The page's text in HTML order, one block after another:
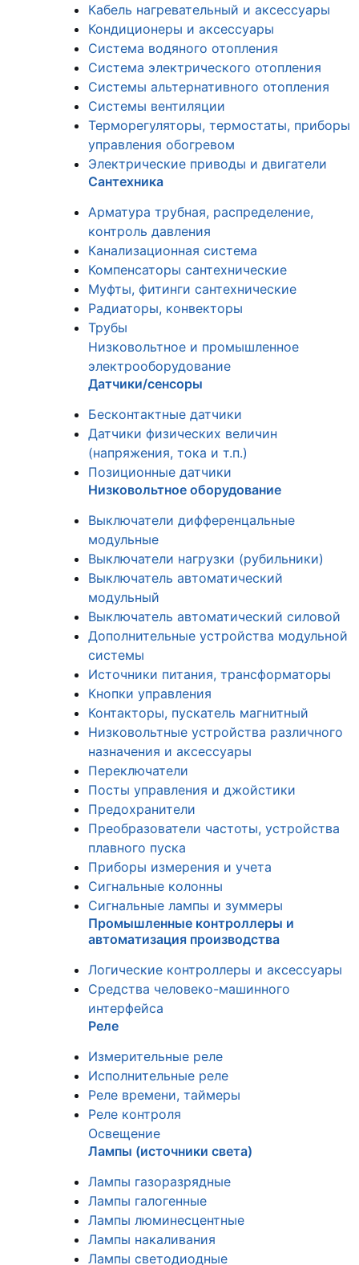
Кабель нагревательный и аксессуары
Кондиционеры и аксессуары
Система водяного отопления
Система электрического отопления
Системы альтернативного отопления
Системы вентиляции
Терморегуляторы, термостаты, приборы
управления обогревом
Электрические приводы и двигатели
Сантехника
Арматура трубная, распределение,
контроль давления
Канализационная система
Компенсаторы сантехнические
Муфты, фитинги сантехнические
Радиаторы, конвекторы
Трубы
Низковольтное и промышленное
электрооборудование
Датчики/сенсоры
Бесконтактные датчики
Датчики физических величин
(напряжения, тока и т.п.)
Позиционные датчики
Низковольтное оборудование
Выключатели дифференцальные
модульные
Выключатели нагрузки (рубильники)
Выключатель автоматический
модульный
Выключатель автоматический силовой
Дополнительные устройства модульной
системы
Источники питания, трансформаторы
Кнопки управления
Контакторы, пускатель магнитный
Низковольтные устройства различного
назначения и аксессуары
Переключатели
Посты управления и джойстики
Предохранители
Преобразователи частоты, устройства
плавного пуска
Приборы измерения и учета
Сигнальные колонны
Сигнальные лампы и зуммеры
Промышленные контроллеры и
автоматизация производства
Логические контроллеры и аксессуары
Средства человеко-машинного
интерфейса
Реле
Измерительные реле
Исполнительные реле
Реле времени, таймеры
Реле контроля
Освещение
Лампы (источники света)
Лампы газоразрядные
Лампы галогенные
Лампы люминесцентные
Лампы накаливания
Лампы светодиодные